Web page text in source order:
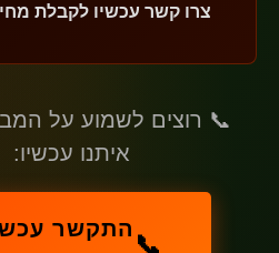
צרו קשר עכשיו לקבלת
📞 רוצים לשמוע על
איתנו עכשיו:
📞
התקשר